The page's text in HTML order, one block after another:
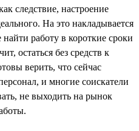
следствие, настроение
На это накладывается
работу в короткие сроки
остаться без средств к
верить, что сейчас
и многие соискатели
не выходить на рынок